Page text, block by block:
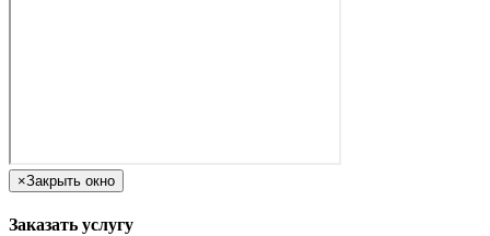
×Закрыть окно
Заказать услугу